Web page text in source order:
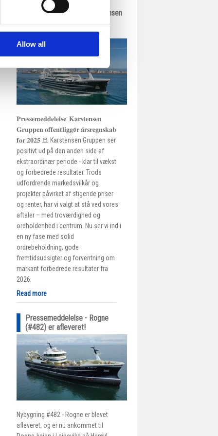
Allow all
Pressemeddelelse : Karstensen
Gruppen offentliggør
årsregnskab for 2025
𝐏𝐫𝐞𝐬𝐬𝐞𝐦𝐞𝐝𝐝𝐞𝐥𝐞𝐥𝐬𝐞: 𝐊𝐚𝐫𝐬𝐭𝐞𝐧𝐬𝐞𝐧
𝐆𝐫𝐮𝐩𝐩𝐞𝐧 𝐨𝐟𝐟𝐞𝐧𝐭𝐥𝐢𝐠𝐠ø𝐫 𝐚̊𝐫𝐬𝐫𝐞𝐠𝐧𝐬𝐤𝐚𝐛
𝐟𝐨𝐫 𝟐𝟎𝟐𝟓 🚢 Karstensen Gruppen ser
positivt ud på den anden side af
ekstraordinær periode - klar til vækst
og forbedrede resultater. Trods
udfordrende markedsvilkår og
projekter påvirket af stigende priser
og renter, har vi valgt at stå ved vores
aftaler – med troværdighed og
ordholdenhed i centrum. Nu ser vi ind i
en ny fase med solid
ordrebeholdning, gode
fremtidsudsigter og forventning om
markant forbedrede resultater fra
2026.
Read more
Pressemeddelelse - Rogne
(#482) er afleveret!
Nybygning #482 - Rogne er blevet
afleveret, og er nu ankommet til